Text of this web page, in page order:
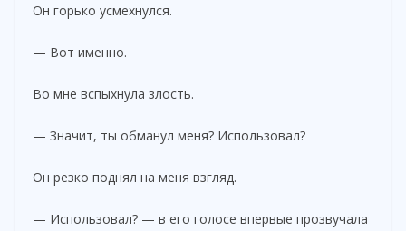
Он горько усмехнулся.
— Вот именно.
Во мне вспыхнула злость.
— Значит, ты обманул меня? Использовал?
Он резко поднял на меня взгляд.
— Использовал? — в его голосе впервые прозвучала